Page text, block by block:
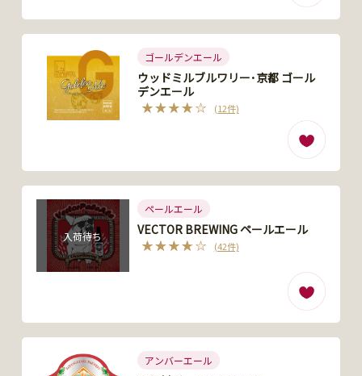
ゴールデンエール
ウッドミルブルワリー･京都 ゴール
デンエール
(12件)
入荷待ち
ペールエール
VECTOR BREWING ペールエール
(42件)
アンバーエール